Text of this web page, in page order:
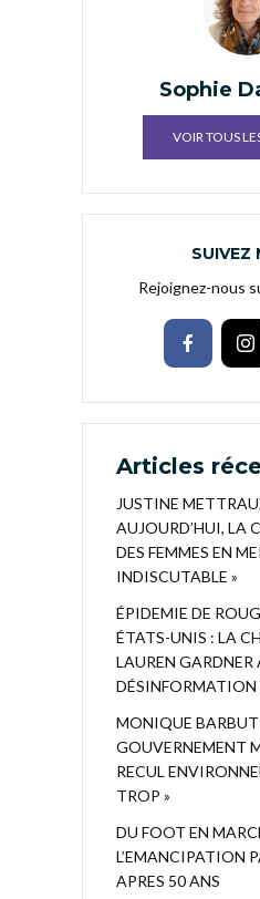
Sophie
VOIR TOUS
SUIVEZ
Rejoignez-nous
Articles
JUSTINE
AUJOURD’HUI, LA
DES FEMMES EN
INDISCUTABLE »
ÉPIDEMIE DE
ÉTATS-UNIS : LA
LAUREN GARDNER
MONIQUE BARBUT
GOUVERNEMENT
RECUL
TROP »
DU FOOT EN
L’EMANCIPATION
APRES 50 ANS